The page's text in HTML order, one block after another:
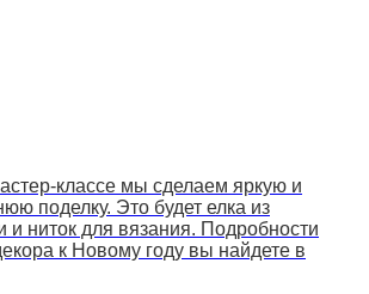
классе мы сделаем яркую и
поделку. Это будет елка из
и ниток для вязания. Подробности
к Новому году вы найдете в